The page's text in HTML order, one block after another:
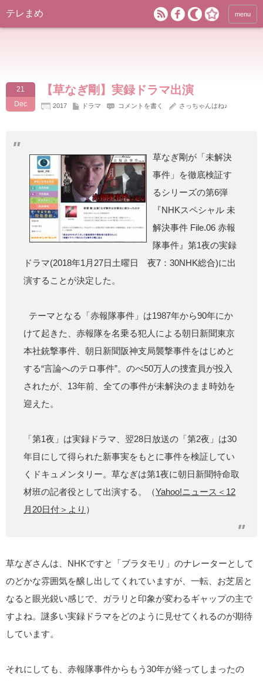
テレまめ menu
21
Dec
【草なぎ剛】実録ドラマ出演
2017 ドラマ コメントを書く さっちゃんはね♪
草なぎ剛が「未解決
事件」を徹底検証す
るシリーズの第6弾
『NHKスペシャル 未
解決事件 File.06 赤報
隊事件』第1夜の実録
ドラマ(2018年1月27日土曜日 夜7：30NHK総合)に出
演することが決定した。
テーマとなる「赤報隊事件」は1987年から90年にか
けて起きた、赤報隊を名乗る犯人による朝日新聞東京
本社銃撃事件、朝日新聞阪神支局襲撃事件をはじめと
する“言論へのテロ事件”。のべ50万人の捜査員が投入
されたが、13年前、全ての事件が未解決のまま時効を
迎えた。
「第1夜」は実録ドラマ、翌28日放送の「第2夜」は30
年目にして得られた新事実をもとに事件を検証してい
くドキュメンタリー。草なぎは第1夜に朝日新聞特命取
材班の記者役として出演する。（Yahoo!ニュース＜12
月20日付＞より ）
草なぎさんは、NHKですと「ブラタモリ」のナレーターとして
のどかな雰囲気を醸し出してくれていますが、一転、お芝居と
なると眼光鋭い感じで、ガラリと印象が変わるギャップの主で
すよね。謎多い実録ドラマをどのように見せてくれるのが期待
しています。
それにしても、赤報隊事件からもう30年が経ってしまったの